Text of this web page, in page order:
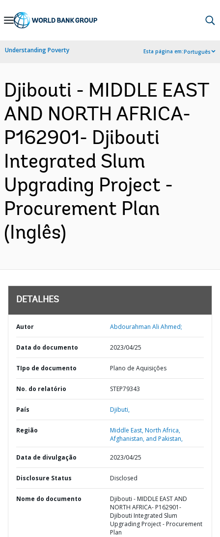
Skip
Navigation
Understanding Poverty Esta página em:Português
Djibouti - MIDDLE EAST
AND NORTH AFRICA-
P162901- Djibouti
Integrated Slum
Upgrading Project -
Procurement Plan
(Inglês)
DETALHES
Autor Abdourahman Ali Ahmed;
Data do documento 2023/04/25
TIpo de documento Plano de Aquisições
No. do relatório STEP79343
País Djibuti,
Região
Middle East, North Africa,
Afghanistan, and Pakistan,
Data de divulgação 2023/04/25
Disclosure Status Disclosed
Nome do documento
Djibouti - MIDDLE EAST AND
NORTH AFRICA- P162901-
Djibouti Integrated Slum
Upgrading Project - Procurement
Plan